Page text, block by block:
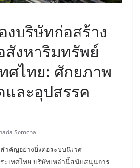
บริษัทก่อสร้าง
งหาริมทรัพย์
ศไทย: ศักยภาพ
ละอุปสรรค
Somchai
ำคัญอย่างยิ่งต่อระบบนิเวศ
ะเทศไทย บริษัทเหล่านี้สนับสนุนการ